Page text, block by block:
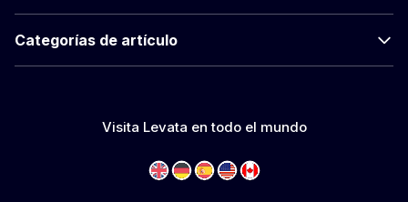
Categorías de artículo
Visita Levata en todo el mundo